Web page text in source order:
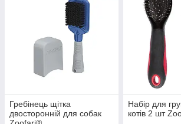
Гребінець щітка
двосторонній для собак
Набір для
котів 2 шт